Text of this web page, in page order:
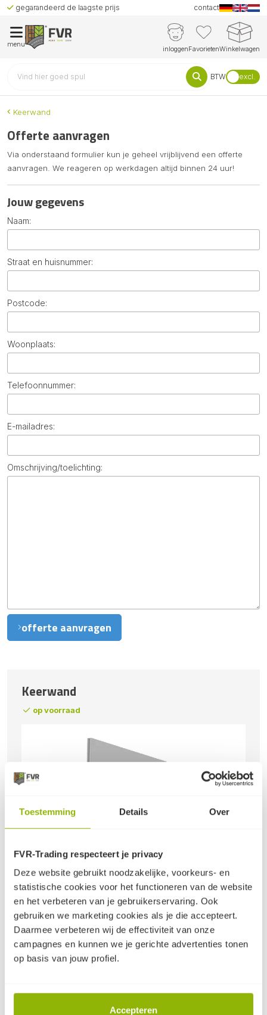
Toestemming Details Over
FVR-Trading respecteert je privacy
Deze website gebruikt noodzakelijke, voorkeurs- en
statistische cookies voor het functioneren van de website
en het verbeteren van je gebruikerservaring. Ook
gebruiken we marketing cookies als je die accepteert.
Daarmee verbeteren wij de effectiviteit van onze
campagnes en kunnen we je gerichte advertenties tonen
op basis van jouw profiel.
Accepteren
gegarandeerd de laagste prijs contact
menu
inloggenFavorietenWinkelwagen
BTW excl.
Keerwand
Offerte aanvragen
Via onderstaand formulier kun je geheel vrijblijvend een offerte
aanvragen. We reageren op werkdagen altijd binnen 24 uur!
Jouw gegevens
Naam:
Straat en huisnummer:
Postcode:
Woonplaats:
Telefoonnummer:
E-mailadres:
Omschrijving/toelichting:
offerte aanvragen
Keerwand
op voorraad
Bij de ontwikkeling van deze keerwanden is vooral de
nadruk gelegd op een efficiënt ontwerp met een scherpe
prijs. Ondanks dat deze keerwanden relatief slank
ontworpen zijn, zijn ze toch bijzonder sterk. De unieke
prijs-/kwaliteit verhouding van deze keerwand zorgt er
voor dat de wand voor veel uiteenlopende doeleinden
ingezet kan worden.